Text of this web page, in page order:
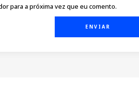
para a próxima vez que eu comento.